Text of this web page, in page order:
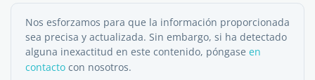
Nos esforzamos para que la información proporcionada
sea precisa y actualizada. Sin embargo, si ha detectado
alguna inexactitud en este contenido, póngase en
contacto con nosotros.